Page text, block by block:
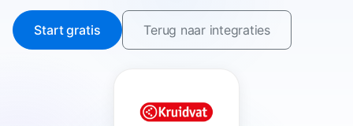
Start gratis Terug naar integraties